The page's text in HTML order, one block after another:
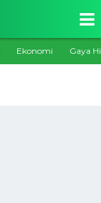
Ekonomi Gaya